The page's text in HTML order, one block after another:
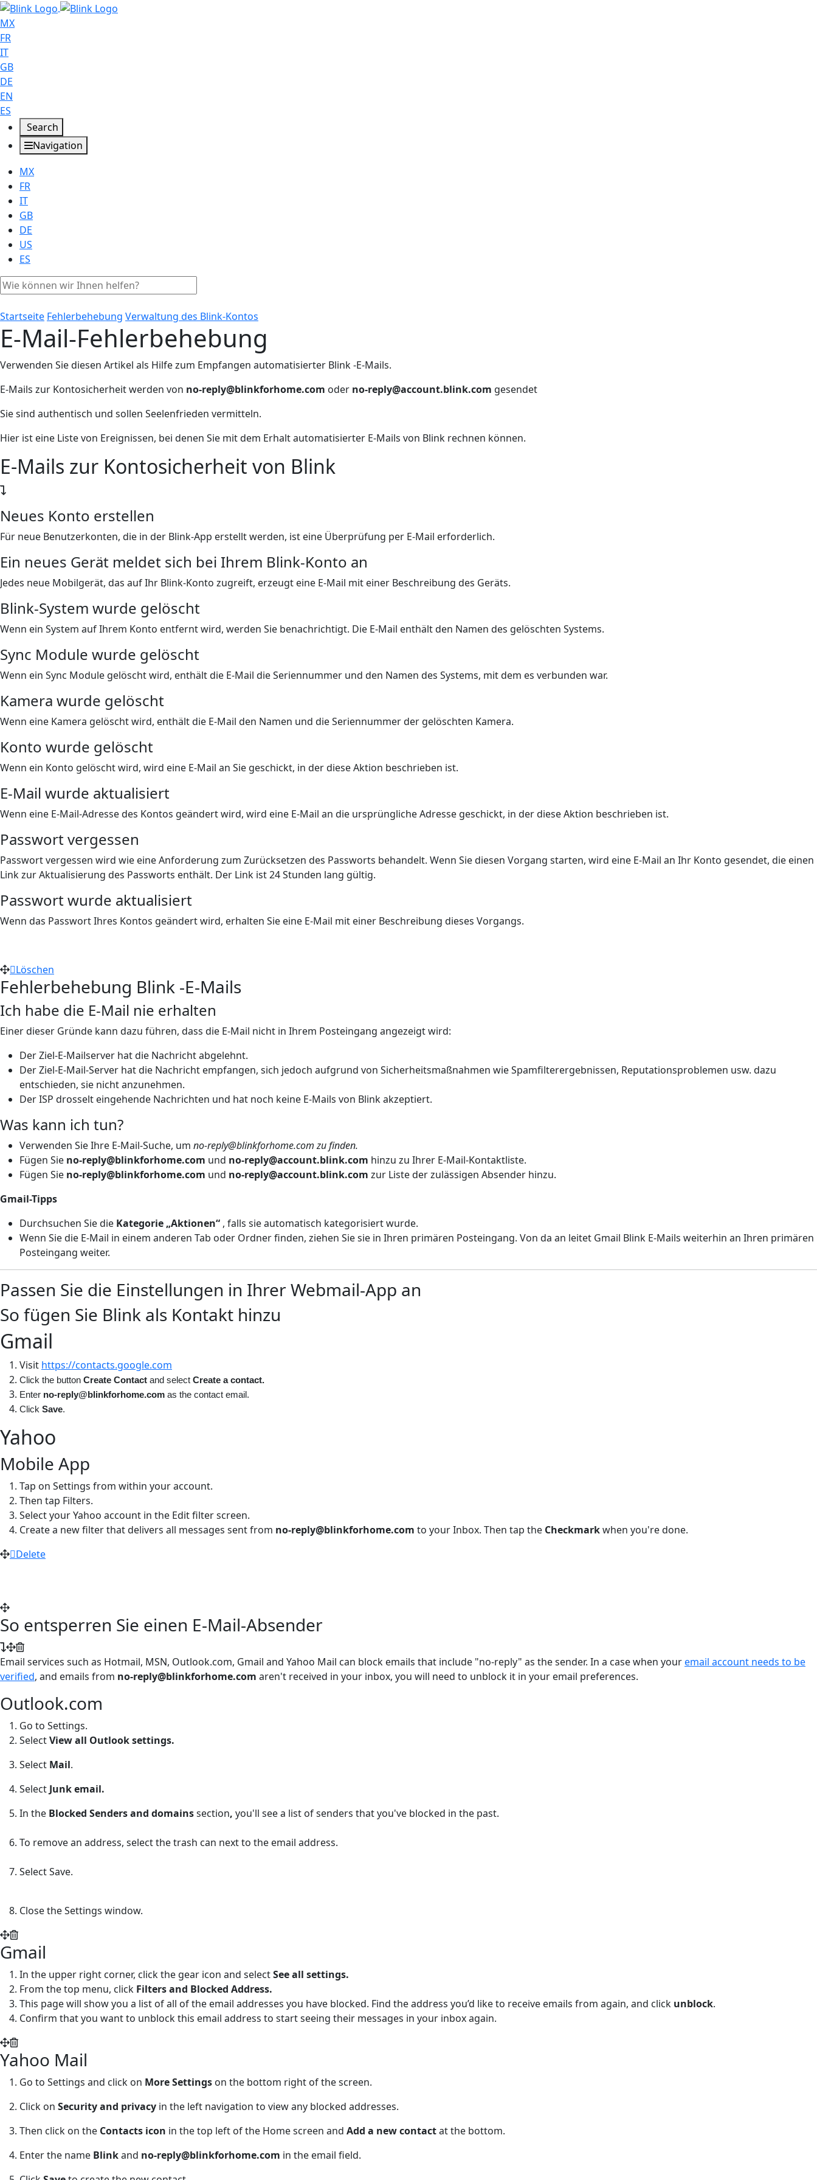
MX
FR
IT
GB
DE
EN
ES
Search
Navigation
MX
FR
IT
GB
DE
US
ES
Startseite Fehlerbehebung Verwaltung des Blink-Kontos
E-Mail-Fehlerbehebung
Verwenden Sie diesen Artikel als Hilfe zum Empfangen automatisierter Blink -E-Mails.
E-Mails zur Kontosicherheit werden von no-reply@blinkforhome.com oder no-reply@account.blink.com gesendet
Sie sind authentisch und sollen Seelenfrieden vermitteln.
Hier ist eine Liste von Ereignissen, bei denen Sie mit dem Erhalt automatisierter E-Mails von Blink rechnen können.
E-Mails zur Kontosicherheit von Blink
Neues Konto erstellen
Für neue Benutzerkonten, die in der Blink-App erstellt werden, ist eine Überprüfung per E-Mail erforderlich.
Ein neues Gerät meldet sich bei Ihrem Blink-Konto an
Jedes neue Mobilgerät, das auf Ihr Blink-Konto zugreift, erzeugt eine E-Mail mit einer Beschreibung des Geräts.
Blink-System wurde gelöscht
Wenn ein System auf Ihrem Konto entfernt wird, werden Sie benachrichtigt. Die E-Mail enthält den Namen des gelöschten Systems.
Sync Module wurde gelöscht
Wenn ein Sync Module gelöscht wird, enthält die E-Mail die Seriennummer und den Namen des Systems, mit dem es verbunden war.
Kamera wurde gelöscht
Wenn eine Kamera gelöscht wird, enthält die E-Mail den Namen und die Seriennummer der gelöschten Kamera.
Konto wurde gelöscht
Wenn ein Konto gelöscht wird, wird eine E-Mail an Sie geschickt, in der diese Aktion beschrieben ist.
E-Mail wurde aktualisiert
Wenn eine E-Mail-Adresse des Kontos geändert wird, wird eine E-Mail an die ursprüngliche Adresse geschickt, in der diese Aktion beschrieben ist.
Passwort vergessen
Passwort vergessen wird wie eine Anforderung zum Zurücksetzen des Passworts behandelt. Wenn Sie diesen Vorgang starten, wird eine E-Mail an Ihr Konto gesendet, die einen
Link zur Aktualisierung des Passworts enthält. Der Link ist 24 Stunden lang gültig.
Passwort wurde aktualisiert
Wenn das Passwort Ihres Kontos geändert wird, erhalten Sie eine E-Mail mit einer Beschreibung dieses Vorgangs.
Löschen
Fehlerbehebung Blink -E-Mails
Ich habe die E-Mail nie erhalten
Einer dieser Gründe kann dazu führen, dass die E-Mail nicht in Ihrem Posteingang angezeigt wird:
Der Ziel-E-Mailserver hat die Nachricht abgelehnt.
Der Ziel-E-Mail-Server hat die Nachricht empfangen, sich jedoch aufgrund von Sicherheitsmaßnahmen wie Spamfilterergebnissen, Reputationsproblemen usw. dazu
entschieden, sie nicht anzunehmen.
Der ISP drosselt eingehende Nachrichten und hat noch keine E-Mails von Blink akzeptiert.
Was kann ich tun?
Verwenden Sie Ihre E-Mail-Suche, um no-reply@blinkforhome.com zu finden.
Fügen Sie no-reply@blinkforhome.com und no-reply@account.blink.com hinzu zu Ihrer E-Mail-Kontaktliste.
Fügen Sie no-reply@blinkforhome.com und no-reply@account.blink.com zur Liste der zulässigen Absender hinzu.
Gmail-Tipps
Durchsuchen Sie die Kategorie „Aktionen“ , falls sie automatisch kategorisiert wurde.
Wenn Sie die E-Mail in einem anderen Tab oder Ordner finden, ziehen Sie sie in Ihren primären Posteingang. Von da an leitet Gmail Blink E-Mails weiterhin an Ihren primären
Posteingang weiter.
Passen Sie die Einstellungen in Ihrer Webmail-App an
So fügen Sie Blink als Kontakt hinzu
Gmail
Visit https://contacts.google.com
Click the button Create Contact and select Create a contact.
Enter no-reply@blinkforhome.com as the contact email.
Click Save.
Yahoo
Mobile App
Tap on Settings from within your account.
Then tap Filters.
Select your Yahoo account in the Edit filter screen.
Create a new filter that delivers all messages sent from no-reply@blinkforhome.com to your Inbox. Then tap the Checkmarkwhen you're done.
Delete
So entsperren Sie einen E-Mail-Absender
Email services such as Hotmail, MSN, Outlook.com, Gmail and Yahoo Mail can block emails that include "no-reply" as the sender. In a case when youremail account needs to be
verified, and emails from no-reply@blinkforhome.com aren't received in your inbox, you will need to unblock it in your email preferences.
Outlook.com
Go to Settings.
SelectView all Outlook settings.
Select Mail.
Select Junk email.
In the Blocked Senders and domainssection, you'll see a list of senders that you've blocked in the past.
To remove an address, select the trash can next to the email address.
Select Save.
Close the Settings window.
Gmail
In the upper right corner, click the gear icon and selectSee all settings.
From the top menu, click Filters and Blocked Address.
This page will show you a list of all of the email addresses you have blocked. Find the address you’d like to receive emails from again, and click unblock.
Confirm that you want to unblock this email address to start seeing their messages in your inbox again.
Yahoo Mail
Go to Settings and click on More Settings on the bottom right of the screen.
Click on Security and privacy in the left navigation to view any blocked addresses.
Then click on the Contacts icon in the top left of the Home screen and Add a new contactat the bottom.
Enter the name Blinkand no-reply@blinkforhome.com in the email field.